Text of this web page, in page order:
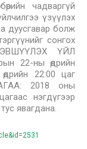
чадваргүй
үзүүлэх
дуусгавар болж
сонгох
ҮЙЛ
22-ны өдрийн
22:00 цаг
2018 оны
нэгдүгээр
явагдана.